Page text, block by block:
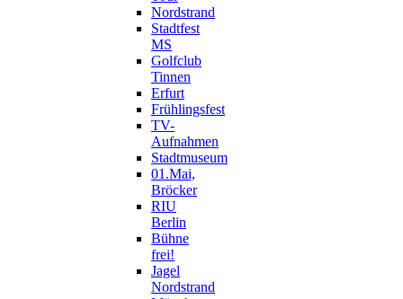
Nordstrand
Stadtfest
MS
Golfclub
Tinnen
Erfurt
Frühlingsfest
TV-
Aufnahmen
Stadtmuseum
01.Mai,
Bröcker
RIU
Berlin
Bühne
frei!
Jagel
Nordstrand